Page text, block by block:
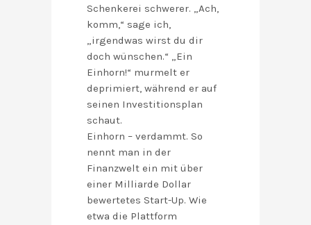
Schenkerei schwerer. „Ach,
komm,“ sage ich,
„irgendwas wirst du dir
doch wünschen.“ „Ein
Einhorn!“ murmelt er
deprimiert, während er auf
seinen Investitionsplan
schaut.
Einhorn – verdammt. So
nennt man in der
Finanzwelt ein mit über
einer Milliarde Dollar
bewertetes Start-Up. Wie
etwa die Plattform